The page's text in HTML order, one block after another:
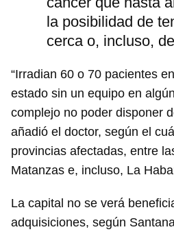
la posibilidad de
cerca o, incluso,
“Irradian 60 o 70 pacientes
estado sin un equipo en
complejo no poder disponer
añadió el doctor, según el
provincias afectadas, entre
Matanzas e, incluso, La
La capital no se verá
adquisiciones, según